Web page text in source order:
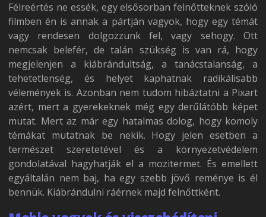
Félreértés ne essék, egy elsősorban felnőtteknek szóló
filmben én is annak a pártján vagyok, hogy egy témát
vagy rendesen dolgozzunk fel, vagy sehogy. Ott
nemcsak belefér, de talán szükség is van rá, hogy
megjelenjen a kiábrándultság, a tanácstalanság, a
tehetetlenség, és helyet kaphatnak radikálisabb
vélemények is. Azonban nem tudom hibáztatni a Pixart
azért, mert a gyerekeknek még egy derűlátóbb képet
mutat. Mert az már egy hatalmas dolog, hogy komoly
témákat mutatnak be nekik. Hogy jelen esetben a
természet szeretetével és a környezetvédelem
gondolatával hagyhatják el a mozitermet. És emellett
egyáltalán nem baj, ha egy szebb jövő reménye is él
bennük. Kiábrándulni ráérnek majd felnőttként.